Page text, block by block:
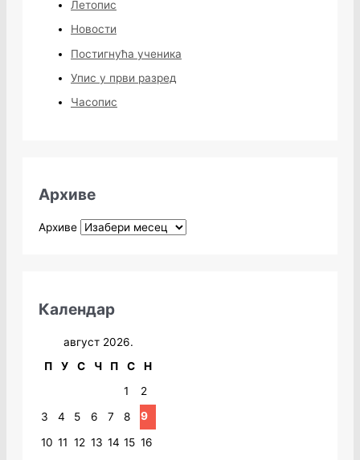
Летопис
Новости
Постигнућа ученика
Упис у први разред
Часопис
Архиве
Архиве
Календар
август 2026.
П
У С Ч П С
Н
1
2
3
4 5 6 7 8 9
10 11 12 13 14 15 16